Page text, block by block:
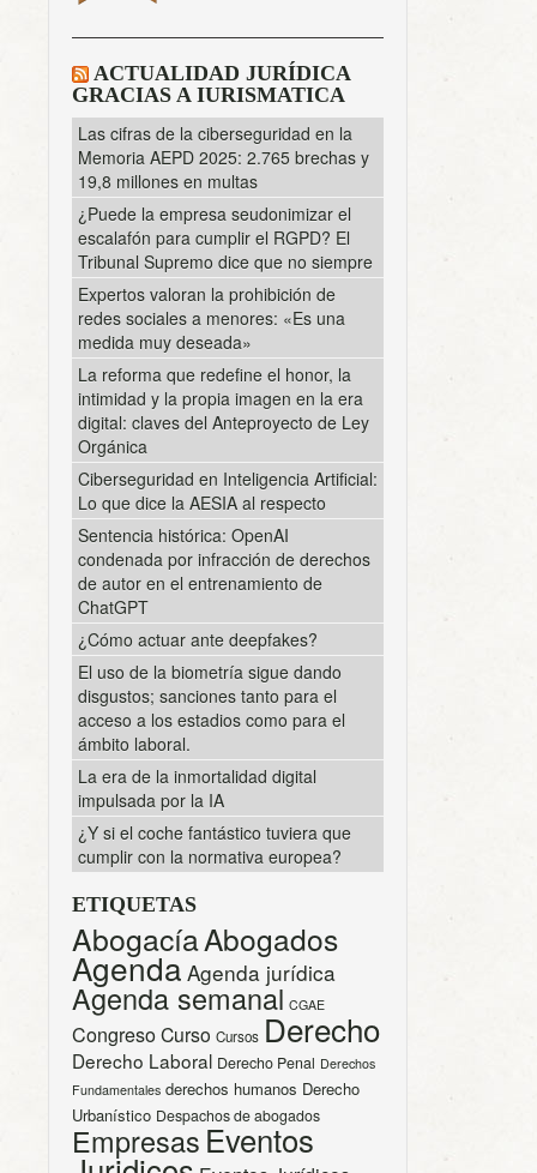
ACTUALIDAD JURÍDICA
GRACIAS A IURISMATICA
Las cifras de la ciberseguridad en la
Memoria AEPD 2025: 2.765 brechas y
19,8 millones en multas
¿Puede la empresa seudonimizar el
escalafón para cumplir el RGPD? El
Tribunal Supremo dice que no siempre
Expertos valoran la prohibición de
redes sociales a menores: «Es una
medida muy deseada»
La reforma que redefine el honor, la
intimidad y la propia imagen en la era
digital: claves del Anteproyecto de Ley
Orgánica
Ciberseguridad en Inteligencia Artificial:
Lo que dice la AESIA al respecto
Sentencia histórica: OpenAI
condenada por infracción de derechos
de autor en el entrenamiento de
ChatGPT
¿Cómo actuar ante deepfakes?
El uso de la biometría sigue dando
disgustos; sanciones tanto para el
acceso a los estadios como para el
ámbito laboral.
La era de la inmortalidad digital
impulsada por la IA
¿Y si el coche fantástico tuviera que
cumplir con la normativa europea?
ETIQUETAS
AbogacíaAbogados
Agenda Agenda jurídica
Agenda semanal CGAE
CongresoCurso Cursos Derecho
Derecho Laboral Derecho Penal Derechos
Fundamentales derechos humanos Derecho
Urbanístico Despachos de abogados
Empresas Eventos